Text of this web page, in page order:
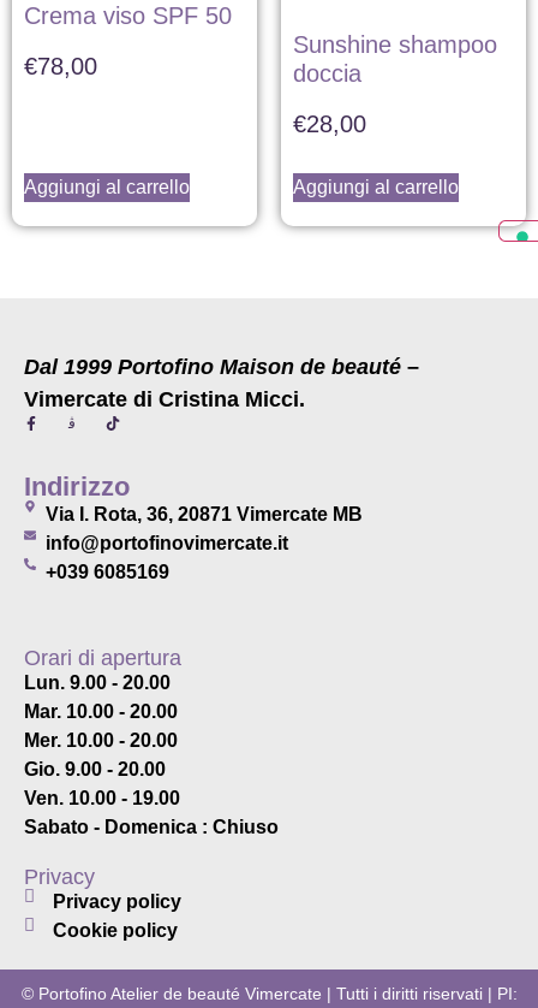
Crema viso SPF 50
€78,00
Aggiungi al carrello
Sunshine shampoo
doccia
€28,00
Aggiungi al carrello
Dal 1999 Portofino Maison de beauté –
Vimercate di Cristina Micci.
Indirizzo
Via I. Rota, 36, 20871 Vimercate MB
info@portofinovimercate.it
+039 6085169
Orari di apertura
Lun. 9.00 - 20.00
Mar. 10.00 - 20.00
Mer. 10.00 - 20.00
Gio. 9.00 - 20.00
Ven. 10.00 - 19.00
Sabato - Domenica : Chiuso
Privacy
Privacy policy
Cookie policy
© Portofino Atelier de beauté Vimercate | Tutti i diritti riservati | PI: